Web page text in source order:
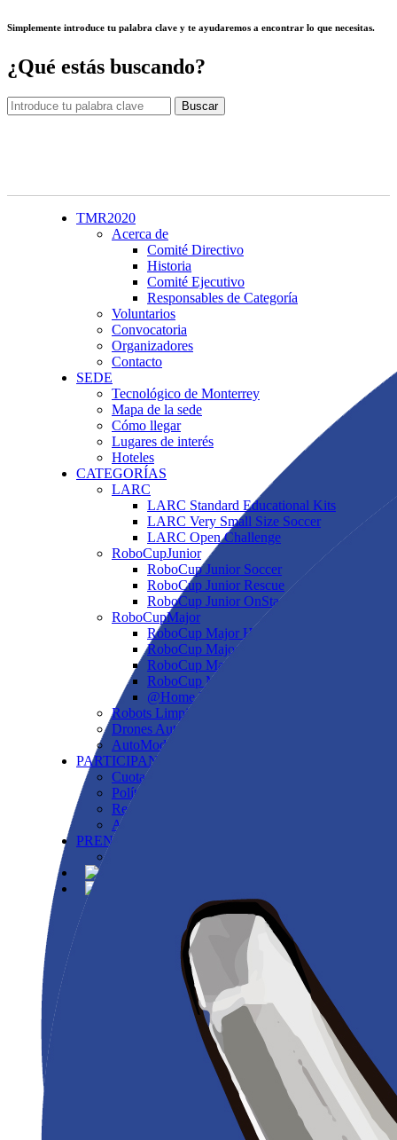
Simplemente introduce tu palabra clave y te ayudaremos a encontrar lo que necesitas.
¿Qué estás buscando?
TMR2020
Acerca de
Comité Directivo
Historia
Comité Ejecutivo
Responsables de Categoría
Voluntarios
Convocatoria
Organizadores
Contacto
SEDE
Tecnológico de Monterrey
Mapa de la sede
Cómo llegar
Lugares de interés
Hoteles
CATEGORÍAS
LARC
LARC Standard Educational Kits
LARC Very Small Size Soccer
LARC Open Challenge
RoboCupJunior
RoboCup Junior Soccer
RoboCup Junior Rescue
RoboCup Junior OnStage
RoboCupMajor
RoboCup Major Humanoid KidSize
RoboCup Major Standard Platform League
RoboCup Major Rescue Robot
RoboCup Major Rapidly Manufactured
@Home Beginners
Robots Limpiadores de Playa
Drones Autónomos
AutoModelCar
PARTICIPANTES
Cuotas
Política de Premios
Registro
Avisos
PRENSA